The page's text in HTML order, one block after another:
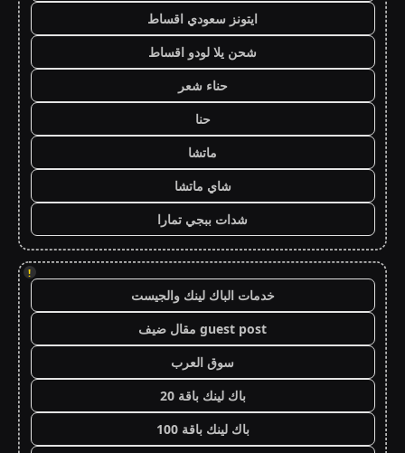
ايتونز سعودي اقساط
شحن يلا لودو اقساط
حناء شعر
حنا
ماتشا
شاي ماتشا
شدات ببجي تمارا
!
خدمات الباك لينك والجيست
guest post مقال ضيف
سوق العرب
باك لينك باقة 20
باك لينك باقة 100